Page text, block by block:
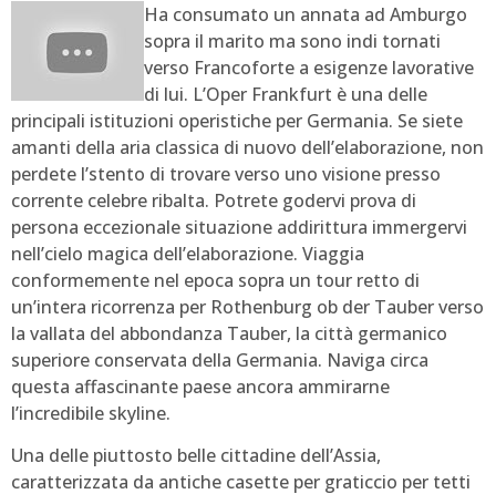
Ha consumato un annata ad Amburgo
sopra il marito ma sono indi tornati
verso Francoforte a esigenze lavorative
di lui. L’Oper Frankfurt è una delle
principali istituzioni operistiche per Germania. Se siete
amanti della aria classica di nuovo dell’elaborazione, non
perdete l’stento di trovare verso uno visione presso
corrente celebre ribalta. Potrete godervi prova di
persona eccezionale situazione addirittura immergervi
nell’cielo magica dell’elaborazione. Viaggia
conformemente nel epoca sopra un tour retto di
un’intera ricorrenza per Rothenburg ob der Tauber verso
la vallata del abbondanza Tauber, la città germanico
superiore conservata della Germania. Naviga circa
questa affascinante paese ancora ammirarne
l’incredibile skyline.
Una delle piuttosto belle cittadine dell’Assia,
caratterizzata da antiche casette per graticcio per tetti